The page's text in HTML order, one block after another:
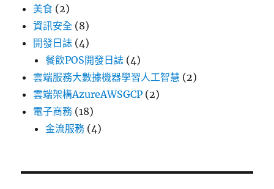
美食 (2)
資訊安全 (8)
開發日誌 (4)
餐飲POS開發日誌 (4)
雲端服務大數據機器學習人工智慧 (2)
雲端架構AzureAWSGCP (2)
電子商務 (18)
金流服務 (4)